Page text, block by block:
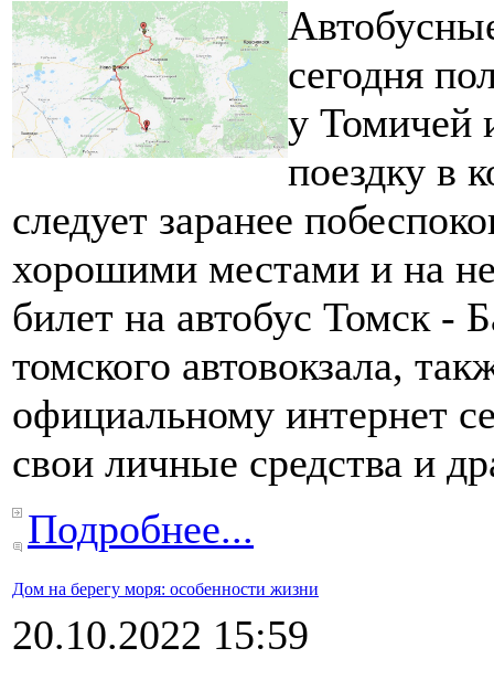
сегодня
у Томичей
поездку в
следует заранее
хорошими местами и на
билет на автобус Томск -
томского автовокзала,
официальному интернет
свои личные средства и
Подробнее...
Дом на берегу моря: особенности жизни
20.10.2022 15:59